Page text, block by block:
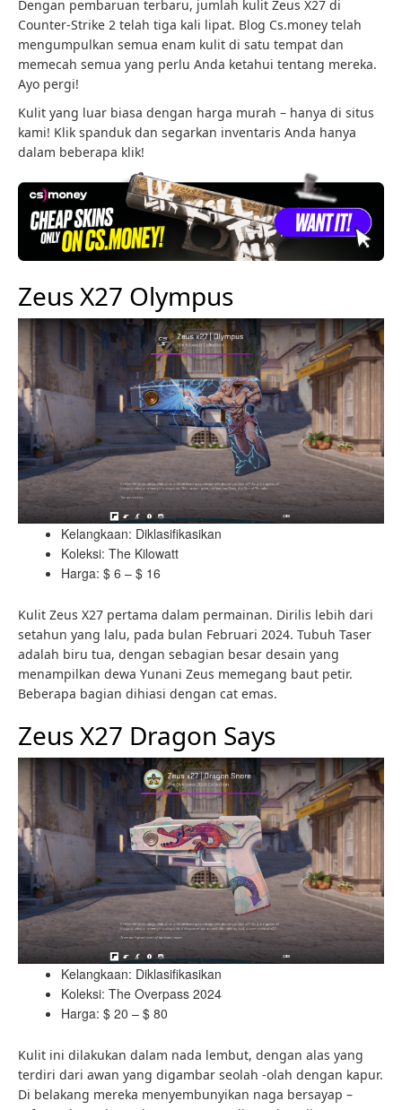
Dengan pembaruan terbaru, jumlah kulit Zeus X27 di
Counter-Strike 2 telah tiga kali lipat. Blog Cs.money telah
mengumpulkan semua enam kulit di satu tempat dan
memecah semua yang perlu Anda ketahui tentang mereka.
Ayo pergi!
Kulit yang luar biasa dengan harga murah – hanya di situs
kami! Klik spanduk dan segarkan inventaris Anda hanya
dalam beberapa klik!
Zeus X27 Olympus
Kelangkaan: Diklasifikasikan
Koleksi: The Kilowatt
Harga: $ 6 – $ 16
Kulit Zeus X27 pertama dalam permainan. Dirilis lebih dari
setahun yang lalu, pada bulan Februari 2024. Tubuh Taser
adalah biru tua, dengan sebagian besar desain yang
menampilkan dewa Yunani Zeus memegang baut petir.
Beberapa bagian dihiasi dengan cat emas.
Zeus X27 Dragon Says
Kelangkaan: Diklasifikasikan
Koleksi: The Overpass 2024
Harga: $ 20 – $ 80
Kulit ini dilakukan dalam nada lembut, dengan alas yang
terdiri dari awan yang digambar seolah -olah dengan kapur.
Di belakang mereka menyembunyikan naga bersayap –